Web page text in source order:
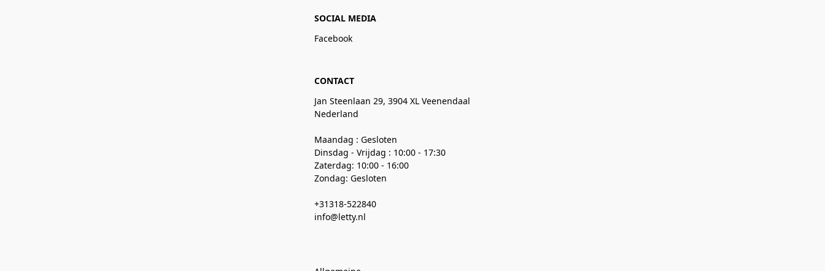
SOCIAL MEDIA
Facebook
CONTACT
Jan Steenlaan 29, 3904 XL Veenendaal
Nederland
Maandag : Gesloten
Dinsdag - Vrijdag : 10:00 - 17:30
Zaterdag: 10:00 - 16:00
Zondag: Gesloten
+31318-522840
info@letty.nl